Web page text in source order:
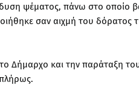
ψέματος, πάνω στο οποίο
σαν αιχμή του δόρατος
Δήμαρχο και την παράταξη
πλήρως.